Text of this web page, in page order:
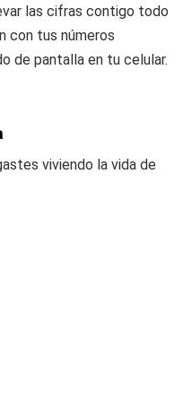
las cifras contigo todo
con tus números
de pantalla en tu celular.
viviendo la vida de